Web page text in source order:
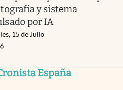
y sistema
por IA
15 de Julio
España